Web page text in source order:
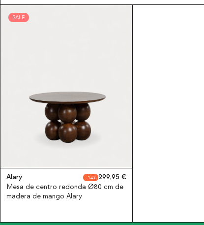
SALE
Alary 14
299,95
Mesa de centro redonda Ø80 cm de
madera de mango Alary